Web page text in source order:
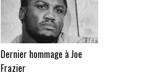
Dernier hommage à Joe
Frazier